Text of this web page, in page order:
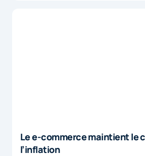
Le e-commerce maintient le
l’inflation